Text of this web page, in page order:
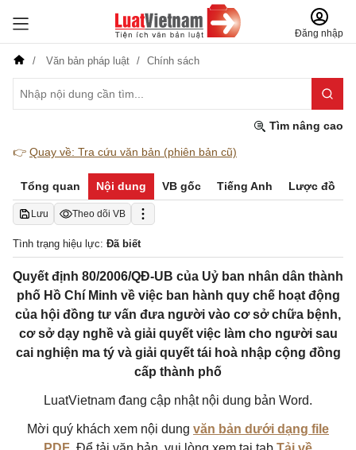
Đăng nhập
Văn bản pháp luật Chính sách
Tìm nâng cao
👉 Quay về: Tra cứu văn bản (phiên bản cũ)
Tổng quan Nội dung VB gốc Tiếng Anh Lược đồ
Lưu Theo dõi VB
Tình trạng hiệu lực: Đã biết
Quyết định 80/2006/QĐ-UB của Uỷ ban nhân dân thành
phố Hồ Chí Minh về việc ban hành quy chế hoạt động
của hội đồng tư vấn đưa người vào cơ sở chữa bệnh,
cơ sở dạy nghề và giải quyết việc làm cho người sau
cai nghiện ma tý và giải quyết tái hoà nhập cộng đồng
cấp thành phố
LuatVietnam đang cập nhật nội dung bản Word.
Mời quý khách xem nội dung văn bản dưới dạng file